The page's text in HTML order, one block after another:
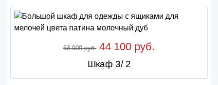
63 000 руб. 44 100 руб.
Шкаф 3/ 2